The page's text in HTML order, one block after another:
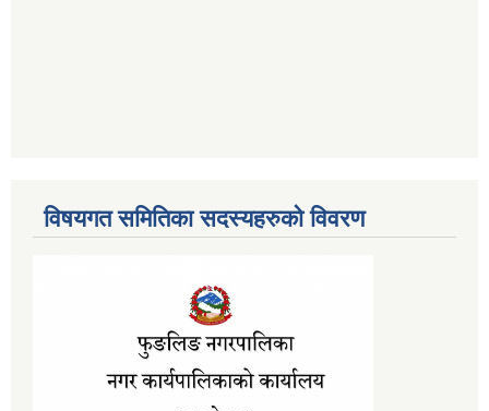
विषयगत समितिका सदस्यहरुको विवरण